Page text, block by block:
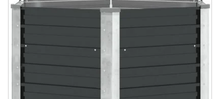
#sharemevidaxl